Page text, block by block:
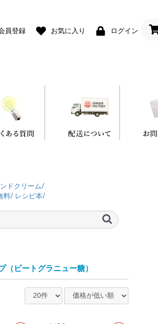
員登録 お気に入り ログイン
ドクリーム/
料/ レシピ本/
（ビートグラニュー糖）